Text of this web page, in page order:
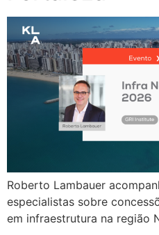
Roberto Lambauer
especialistas sobre
em infraestrutura na região